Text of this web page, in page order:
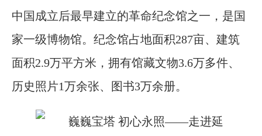
中国成立后最早建立的革命纪念馆之一，是国
家一级博物馆。纪念馆占地面积287亩、建筑
面积2.9万平方米，拥有馆藏文物3.6万多件、
历史照片1万余张、图书3万余册。